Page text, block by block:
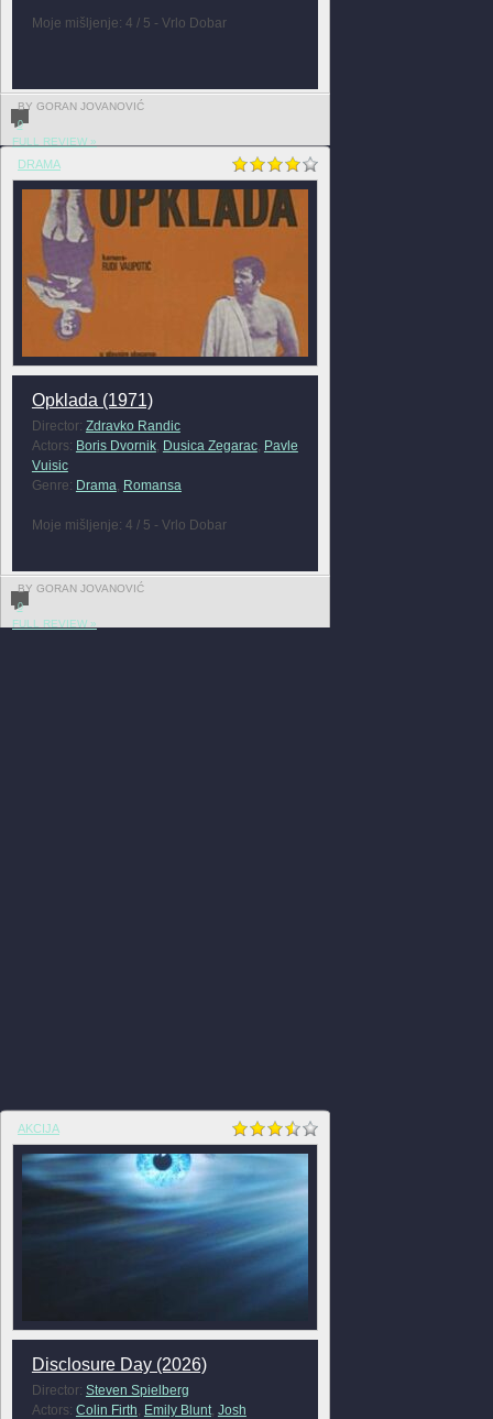
Moje mišljenje: 4 / 5 - Vrlo Dobar
BY GORAN JOVANOVIĆ
0
FULL REVIEW »
DRAMA
Opklada (1971)
Director: Zdravko Randic
Actors: Boris Dvornik, Dusica Zegarac, Pavle
Vuisic
Genre: Drama, Romansa
Moje mišljenje: 4 / 5 - Vrlo Dobar
BY GORAN JOVANOVIĆ
0
FULL REVIEW »
AKCIJA
Disclosure Day (2026)
Director: Steven Spielberg
Actors: Colin Firth, Emily Blunt, Josh